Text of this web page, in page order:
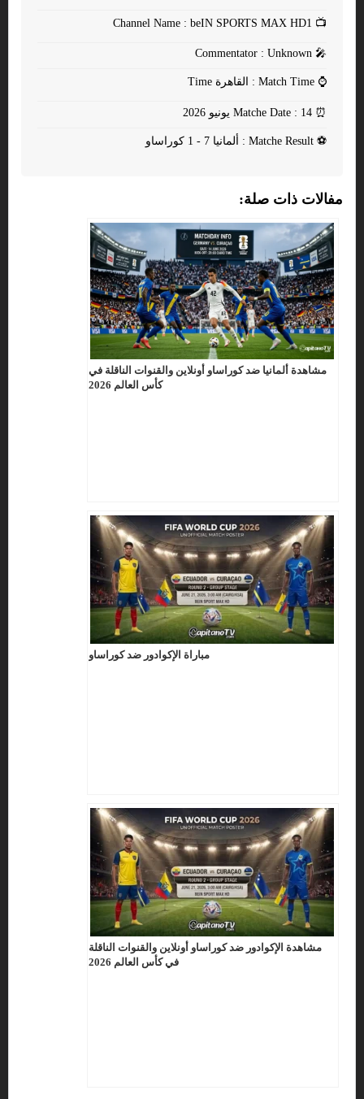
📺
🎤
⌚
⏰
⚽
مفالات ذات صلة:
مشاهدة ألمانيا ضد كوراساو أونلاين والقنوات الناقلة في
كأس العالم 2026
مباراة الإكوادور ضد كوراساو
مشاهدة الإكوادور ضد كوراساو أونلاين والقنوات الناقلة
في كأس العالم 2026